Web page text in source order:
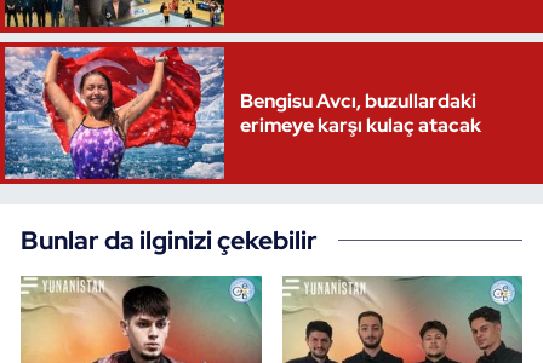
Bengisu Avcı, buzullardaki
erimeye karşı kulaç atacak
Bunlar da ilginizi çekebilir